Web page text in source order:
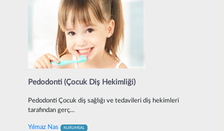
Pedodonti (Çocuk Diş Hekimliği)
Pedodonti Çocuk diş sağlığı ve tedavileri diş hekimleri
tarafından gerç...
Yılmaz Nas KURUMSAL